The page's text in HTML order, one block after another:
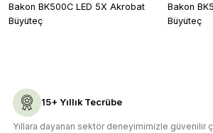
Bakon BK500C LED 5X Akrobat
Büyüteç
Bakon
Büyüteç
15+ Yıllık Tecrübe
Yıllara dayanan sektör deneyimimizle güvenilir